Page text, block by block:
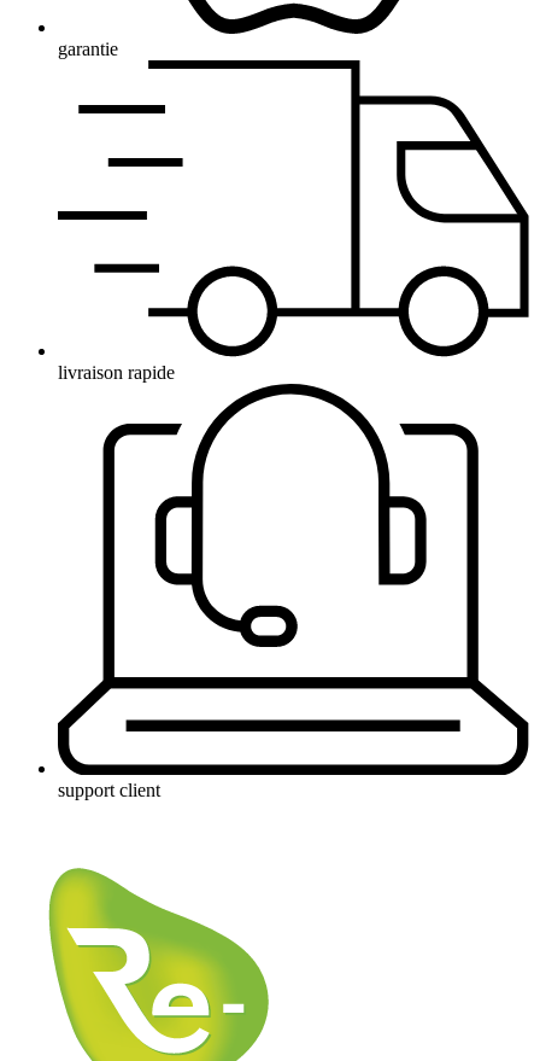
garantie
livraison rapide
support client